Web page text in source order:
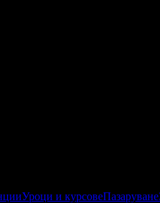
Уроци и курсовеПазаруване